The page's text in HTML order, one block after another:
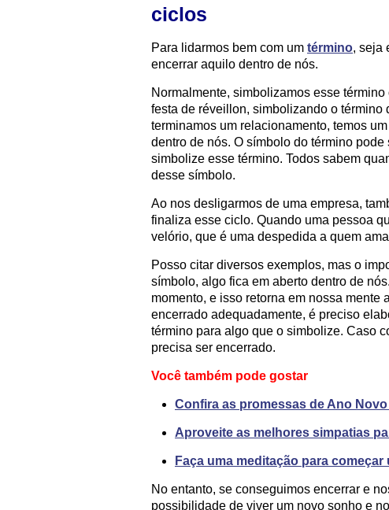
ciclos
Para lidarmos bem com um término, seja
encerrar aquilo dentro de nós.
Normalmente, simbolizamos esse
festa de réveillon, simbolizando o
terminamos um relacionamento, temos
dentro de nós. O símbolo do término
simbolize esse término. Todos sabem
desse símbolo.
Ao nos desligarmos de uma empresa,
finaliza esse ciclo. Quando uma pessoa
velório, que é uma despedida a quem
Posso citar diversos exemplos, mas o
símbolo, algo fica em aberto dentro de
momento, e isso retorna em nossa mente
encerrado adequadamente, é preciso
término para algo que o simbolize. Caso
precisa ser encerrado.
Você também pode gostar
Confira as promessas de Ano
Aproveite as melhores simpatias
Faça uma meditação para
No entanto, se conseguimos encerrar e
possibilidade de viver um novo sonho e